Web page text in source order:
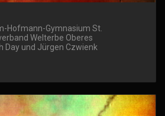
Hofmann-Gymnasium St.
Welterbe Oberes
Day und Jürgen Czwienk